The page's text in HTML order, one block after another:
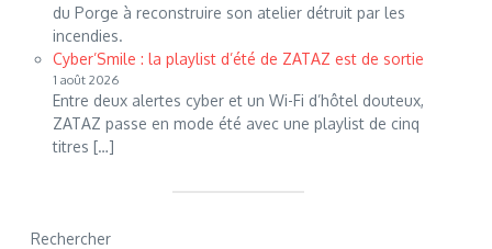
du Porge à reconstruire son atelier détruit par les
incendies.
Cyber’Smile : la playlist d’été de ZATAZ est de sortie
1 août 2026
Entre deux alertes cyber et un Wi-Fi d’hôtel douteux,
ZATAZ passe en mode été avec une playlist de cinq
titres […]
Rechercher